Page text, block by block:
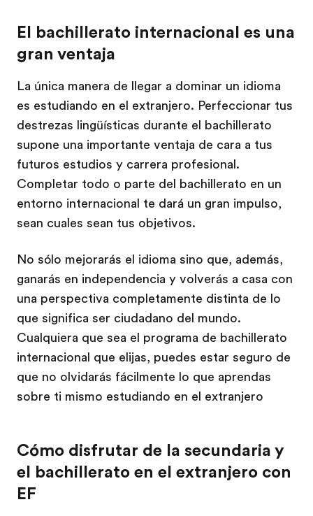
El bachillerato internacional es una
gran ventaja
La única manera de llegar a dominar un idioma
es estudiando en el extranjero. Perfeccionar tus
destrezas lingüísticas durante el bachillerato
supone una importante ventaja de cara a tus
futuros estudios y carrera profesional.
Completar todo o parte del bachillerato en un
entorno internacional te dará un gran impulso,
sean cuales sean tus objetivos.
No sólo mejorarás el idioma sino que, además,
ganarás en independencia y volverás a casa con
una perspectiva completamente distinta de lo
que significa ser ciudadano del mundo.
Cualquiera que sea el programa de bachillerato
internacional que elijas, puedes estar seguro de
que no olvidarás fácilmente lo que aprendas
sobre ti mismo estudiando en el extranjero
Cómo disfrutar de la secundaria y
el bachillerato en el extranjero con
EF